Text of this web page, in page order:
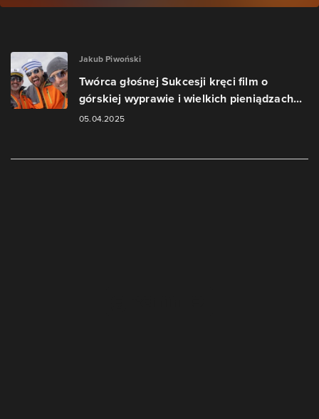
Jakub Piwoński
Twórca głośnej Sukcesji kręci film o
górskiej wyprawie i wielkich pieniądzach...
05.04.2025